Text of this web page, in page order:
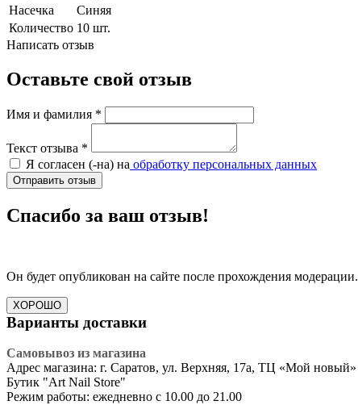
Насечка
Синяя
Количество 10 шт.
Написать отзыв
Оставьте свой отзыв
Имя и фамилия *
Текст отзыва *
Я согласен (-на) на обработку персональных данных
Отправить отзыв
Спасибо за ваш отзыв!
Он будет опубликован на сайте после прохождения модерации.
ХОРОШО
Варианты доставки
Самовывоз из магазина
Адрес магазина: г. Саратов, ул. Верхняя, 17а, ТЦ «Мой новый»
​Бутик "Art Nail Store"
Режим работы: ежедневно с 10.00 до 21.00